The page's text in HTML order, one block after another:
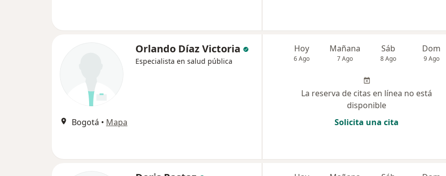
Orlando Díaz Victoria
Especialista en salud pública
Bogotá • Mapa
Hoy
6 Ago
Mañana
7 Ago
Sáb
8 Ago
Dom
9 Ago
La reserva de citas en línea no está
disponible
Solicita una cita